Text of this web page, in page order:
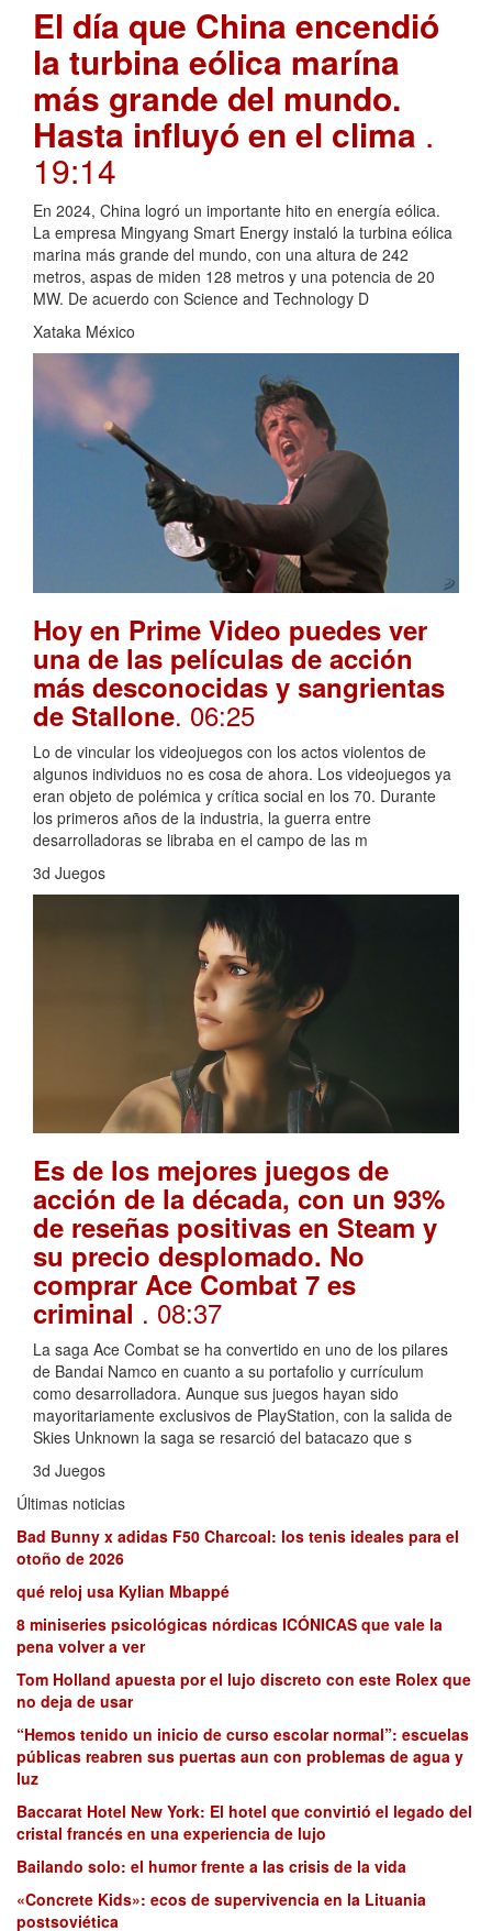
El día que China encendió
la turbina eólica marína
más grande del mundo.
Hasta influyó en el clima .
19:14
En 2024, China logró un importante hito en energía eólica.
La empresa Mingyang Smart Energy instaló la turbina eólica
marina más grande del mundo, con una altura de 242
metros, aspas de miden 128 metros y una potencia de 20
MW. De acuerdo con Science and Technology D
Xataka México
Hoy en Prime Video puedes ver
una de las películas de acción
más desconocidas y sangrientas
de Stallone. 06:25
Lo de vincular los videojuegos con los actos violentos de
algunos individuos no es cosa de ahora. Los videojuegos ya
eran objeto de polémica y crítica social en los 70. Durante
los primeros años de la industria, la guerra entre
desarrolladoras se libraba en el campo de las m
3d Juegos
Es de los mejores juegos de
acción de la década, con un 93%
de reseñas positivas en Steam y
su precio desplomado. No
comprar Ace Combat 7 es
criminal . 08:37
La saga Ace Combat se ha convertido en uno de los pilares
de Bandai Namco en cuanto a su portafolio y currículum
como desarrolladora. Aunque sus juegos hayan sido
mayoritariamente exclusivos de PlayStation, con la salida de
Skies Unknown la saga se resarció del batacazo que s
3d Juegos
Últimas noticias
Bad Bunny x adidas F50 Charcoal: los tenis ideales para el
otoño de 2026
qué reloj usa Kylian Mbappé
8 miniseries psicológicas nórdicas ICÓNICAS que vale la
pena volver a ver
Tom Holland apuesta por el lujo discreto con este Rolex que
no deja de usar
“Hemos tenido un inicio de curso escolar normal”: escuelas
públicas reabren sus puertas aun con problemas de agua y
luz
Baccarat Hotel New York: El hotel que convirtió el legado del
cristal francés en una experiencia de lujo
Bailando solo: el humor frente a las crisis de la vida
«Concrete Kids»: ecos de supervivencia en la Lituania
postsoviética